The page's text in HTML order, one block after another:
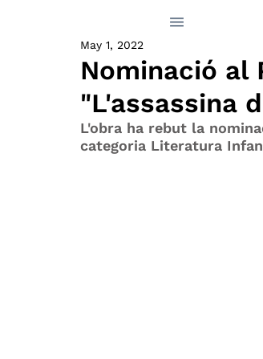
Nominació al
"L'assassina
May 1, 2022
L'obra ha rebut la
categoria Literatura